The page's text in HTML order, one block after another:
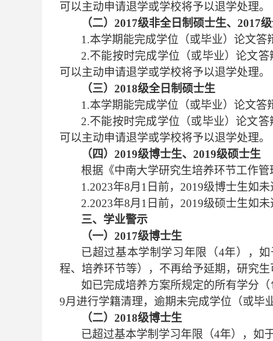
可以主动申请退学或学校将予以退学处理。
（二） 2017级非全日制硕士生、2017
1.本学期能完成学位（或毕业）论文答
2.不能按时完成学位（或毕业）论文
可以主动申请退学或学校将予以退学处理。
（三） 2018级全日制硕士生
1.本学期能完成学位（或毕业）论文答
2.不能按时完成学位（或毕业）论文
可以主动申请退学或学校将予以退学处理。
（四） 2019级博士生、2019级硕士生
根据《中南大学研究生培养环节工作管
1.2023年8月1日前， 2019级博士生如
2.2023年8月1日前， 2019级硕士生如
三、学业警示
（一） 2017级博士生
已超过基本学制学习年限（4年），
程、培养环节等），不再给予延期，研究
如已完成培养方案所规定的所有学分
9月进行学籍清理，逾期未完成学位（或毕
（二） 2018级博士生
已超过基本学制学习年限（4年），如